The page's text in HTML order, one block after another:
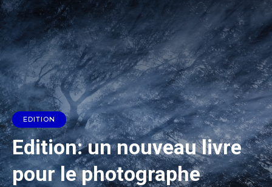
EDITION
Edition: un nouveau livre
pour le photographe